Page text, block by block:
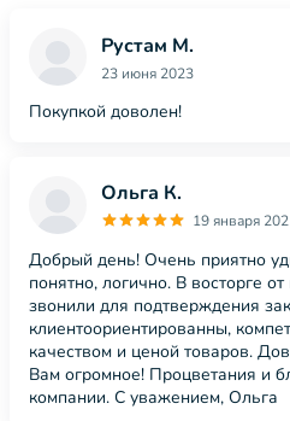
Рустам М.
23 июня 2023
Покупкой доволен!
Ольга К.
19 января
Добрый день! Очень приятно
понятно, логично. В восторге
звонили для подтверждения
клиентоориентированны,
качеством и ценой товаров.
Вам огромное! Процветания и
компании. С уважением, Ольга